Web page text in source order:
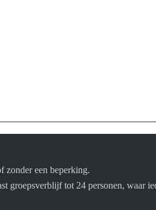
zonder een beperking.
groepsverblijf tot 24 personen, waar